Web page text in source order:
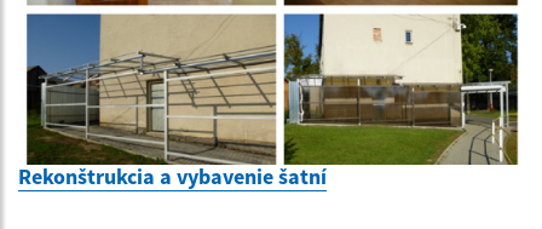
Rekonštrukcia a vybavenie šatní